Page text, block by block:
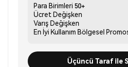
Para Birimleri 50+
Ücret Değişken
Varış Değişken
En İyi Kullanım Bölgesel
Üçüncü Taraf ile